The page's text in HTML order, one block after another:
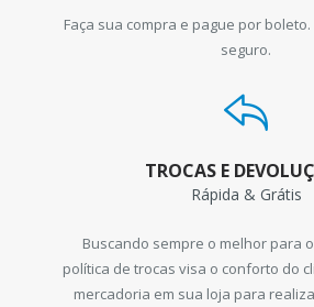
Faça sua compra e pague por
seguro.
TROCAS E
Rápida & Grátis
Buscando sempre o melhor para
política de trocas visa o conforto do
mercadoria em sua loja para